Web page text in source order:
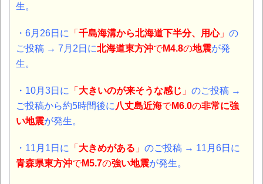
生。
・6月26日に 「 千島海溝から北海道下半分、用心」 の
ご投稿 → 7月2日に北海道東方沖でM4.8の地震が発
生。
・10月3日に 「 大きいのが来そうな感じ 」 のご投稿 →
ご投稿から約5時間後に 八丈島近海でM6.0の非常に強
い地震が発生。
・11月1日に 「 大きめがある 」 のご投稿 → 11月6日に
青森県東方沖でM5.7の強い地震が発生。